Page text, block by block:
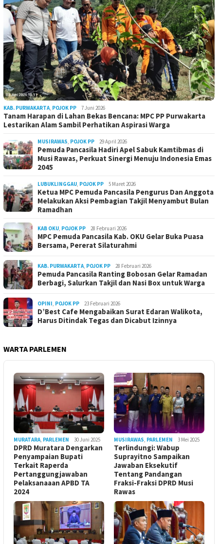
KAB. PURWAKARTA, POJOK PP 7 Juni 2026
Tanam Harapan di Lahan Bekas Bencana: MPC PP Purwakarta
Lestarikan Alam Sambil Perhatikan Aspirasi Warga
MUSIRAWAS, POJOK PP 29 April 2026
Pemuda Pancasila Hadiri Apel Sabuk Kamtibmas di
Musi Rawas, Perkuat Sinergi Menuju Indonesia Emas
2045
LUBUKLINGGAU, POJOK PP 5 Maret 2026
Ketua MPC Pemuda Pancasila Pengurus Dan Anggota
Melakukan Aksi Pembagian Takjil Menyambut Bulan
Ramadhan
KAB OKU, POJOK PP 28 Februari 2026
MPC Pemuda Pancasila Kab. OKU Gelar Buka Puasa
Bersama, Pererat Silaturahmi
KAB. PURWAKARTA, POJOK PP 28 Februari 2026
Pemuda Pancasila Ranting Bobosan Gelar Ramadan
Berbagi, Salurkan Takjil dan Nasi Box untuk Warga
OPINI, POJOK PP 23 Februari 2026
D’Best Cafe Mengabaikan Surat Edaran Walikota,
Harus Ditindak Tegas dan Dicabut Izinnya
WARTA PARLEMEN
MURATARA, PARLEMEN 30 Juni 2025
DPRD Muratara Dengarkan
Penyampaian Bupati
Terkait Raperda
Pertanggungjawaban
Pelaksanaaan APBD TA
2024
MUSIRAWAS, PARLEMEN 3 Mei 2025
Terlindungi: Wabup
Suprayitno Sampaikan
Jawaban Eksekutif
Tentang Pandangan
Fraksi-Fraksi DPRD Musi
Rawas